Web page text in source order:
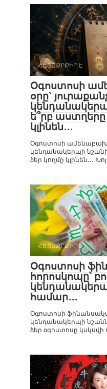
ՀԵՏԱՔՐՔԻՐ Է
Օգոստոսի
օրը`
ե՞րբ աստղերը
կլինեն․․․
Օգոստոսի
կենդանակերպի
ձեր կողմը կլինեն․․․
ՀԵՏԱՔՐՔԻՐ Է
Օգոստոսի
հորոսկոպը՝
համար․․․
Օգոստոսի
կենդանակերպի
ձեր օգոստոսը կսկսվի